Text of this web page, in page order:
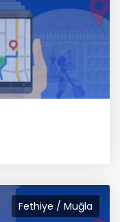
Fethiye / Muğla